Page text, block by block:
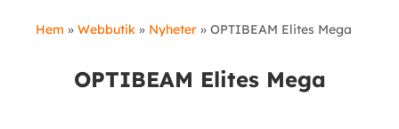
Hem » Webbutik » Nyheter » OPTIBEAM Elites Mega
OPTIBEAM Elites Mega